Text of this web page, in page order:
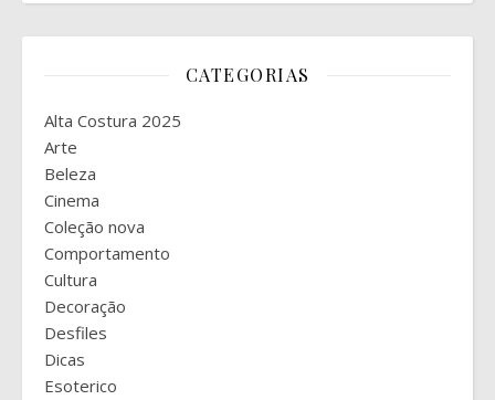
CATEGORIAS
Alta Costura 2025
Arte
Beleza
Cinema
Coleção nova
Comportamento
Cultura
Decoração
Desfiles
Dicas
Esoterico